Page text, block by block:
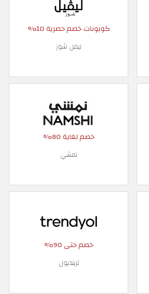
كوبونات خصم حصرية 10%
ليفل شوز
خصم لغاية 80%
نمشي
خصم حتى 90%
ترينديول